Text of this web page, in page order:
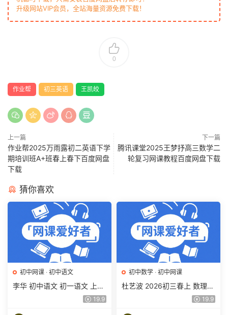
升级网站VIP会员，全站海量资源免费下载！
0
作业帮 初三英语 王凯皎
上一篇
作业帮2025万雨露初二英语下学
期培训班A+班春上春下百度网盘
下载
下一篇
腾讯课堂2025王梦抒高三数学二
轮复习网课教程百度网盘下载
猜你喜欢
初中网课 · 初中语文
李华 初中语文 初一语文 上下
学期同步复习课程（34讲带19.9
初中数学 · 初中网课
杜艺波 2026初三春上 数理思
维自主学习·SK（三期）百度
19.9